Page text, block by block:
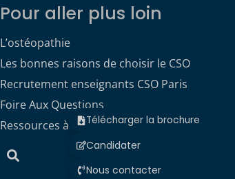
Télécharger la brochure
Candidater
Nous contacter
Pour aller plus loin
L’ostéopathie
Les bonnes raisons de choisir le CSO
Recrutement enseignants CSO Paris
Foire Aux Questions
Ressources à télécharger